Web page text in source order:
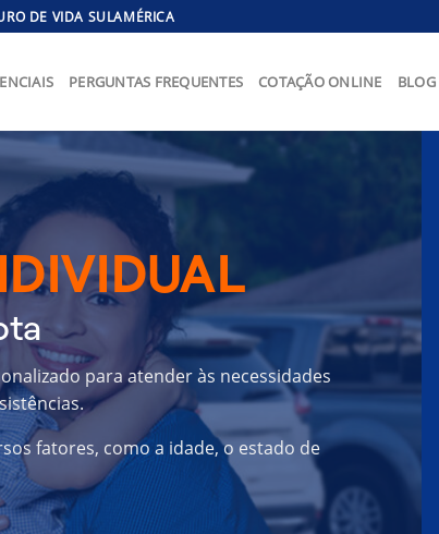
DE VIDA SULAMÉRICA
PERGUNTAS FREQUENTES COTAÇÃO ONLINE BLOG
para atender às necessidades
fatores, como a idade, o estado de